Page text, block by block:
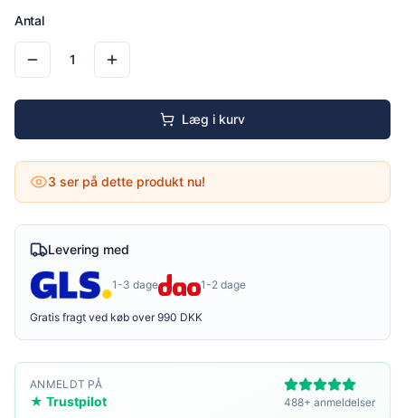
Antal
1
Læg i kurv
3 ser på dette produkt nu!
Levering med
1-3 dage 1-2 dage
Gratis fragt ved køb over 990 DKK
ANMELDT PÅ
★ Trustpilot 488+ anmeldelser